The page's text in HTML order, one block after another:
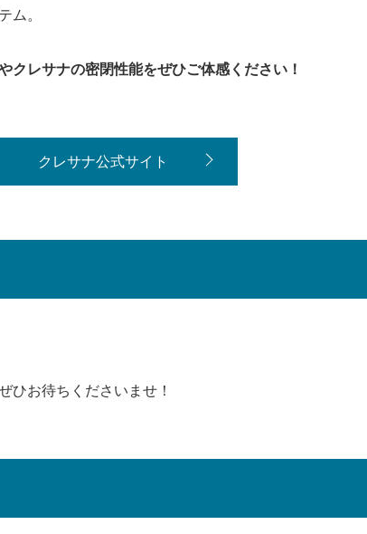
ム。
クレサナの密閉性能をぜひご体感ください！
クレサナ公式サイト
ひお待ちくださいませ！